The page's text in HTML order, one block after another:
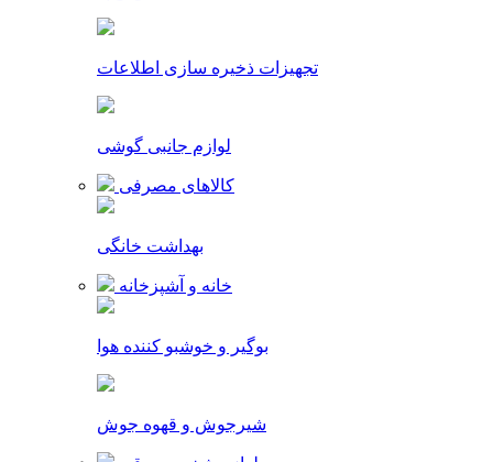
تجهیزات ذخیره سازی اطلاعات
لوازم جانبی گوشی
کالاهای مصرفی
بهداشت خانگی
خانه و آشپزخانه
بوگیر و خوشبو کننده هوا
شیرجوش و قهوه جوش